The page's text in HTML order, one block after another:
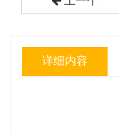
详细内容